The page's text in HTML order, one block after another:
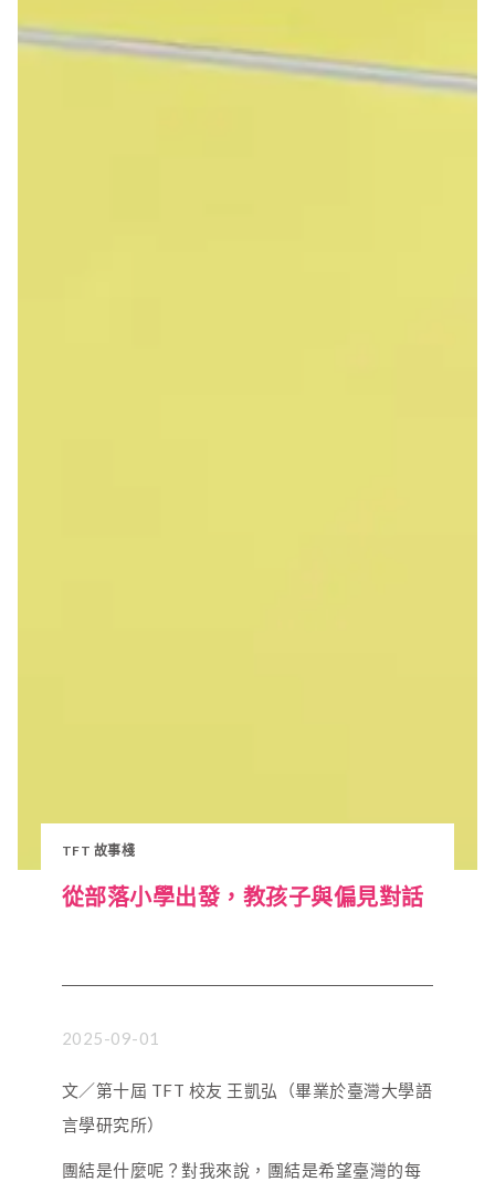
TFT 故事棧
從部落小學出發，教孩子與偏見對話
2025-09-01
文／第十屆 TFT 校友 王凱弘（畢業於臺灣大學語
言學研究所）
團結是什麼呢？對我來說，團結是希望臺灣的每